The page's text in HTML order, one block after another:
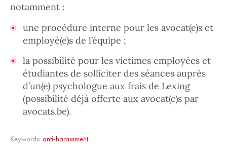
notamment :
une procédure interne pour les avocat(e)s et
employé(e)s de l’équipe ;
la possibilité pour les victimes employées et
étudiantes de solliciter des séances auprès
d’un(e) psychologue aux frais de Lexing
(possibilité déjà offerte aux avocat(e)s par
avocats.be).
Keywords: anti-harassment